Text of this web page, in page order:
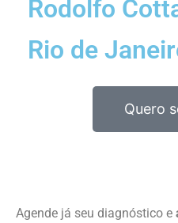
Rodolfo
Rio de
Quero
Agende já seu diagnóstico e